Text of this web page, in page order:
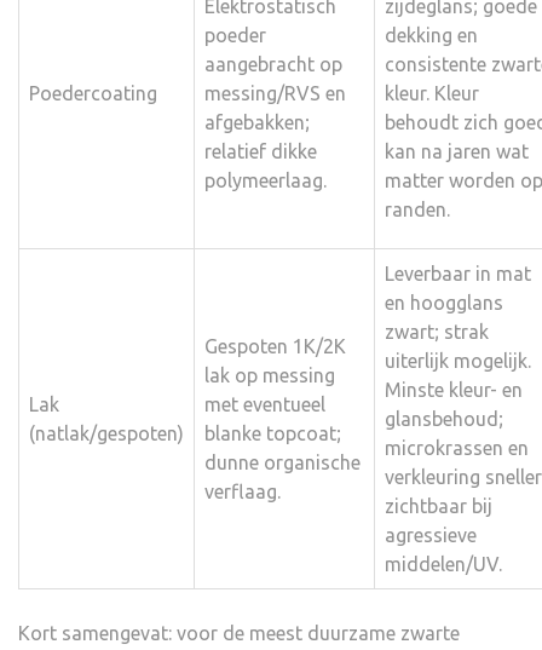
Poedercoating
Elektrostatisch
poeder
aangebracht op
messing/RVS en
afgebakken;
relatief dikke
polymeerlaag.
zijdeglans; goede
dekking en
consistente
kleur. Kleur
behoudt zich
kan na jaren wat
matter worden op
randen.
Lak
(natlak/gespoten)
Gespoten 1K/2K
lak op messing
met eventueel
blanke topcoat;
dunne organische
verflaag.
Leverbaar in mat
en hoogglans
zwart; strak
uiterlijk mogelijk.
Minste kleur- en
glansbehoud;
microkrassen en
verkleuring sneller
zichtbaar bij
agressieve
middelen/UV.
Kort samengevat: voor de meest duurzame zwarte